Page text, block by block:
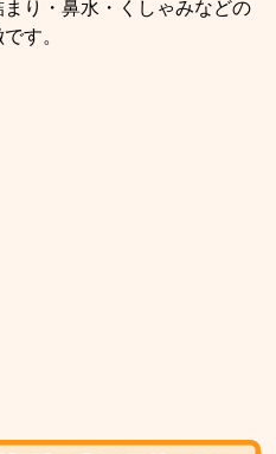
り・鼻水・くしゃみなどの
す。